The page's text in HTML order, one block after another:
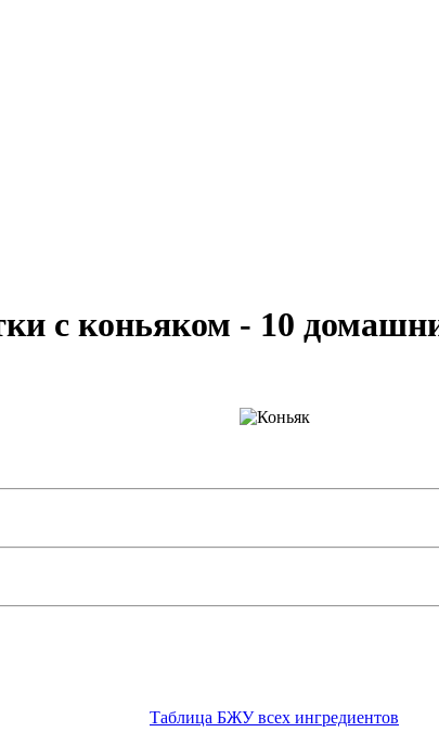
с коньяком - 10
Таблица БЖУ всех ингредиентов